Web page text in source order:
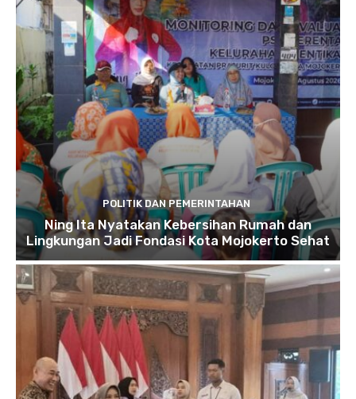
POLITIK DAN PEMERINTAHAN
Ning Ita Nyatakan Kebersihan Rumah dan
Lingkungan Jadi Fondasi Kota Mojokerto Sehat